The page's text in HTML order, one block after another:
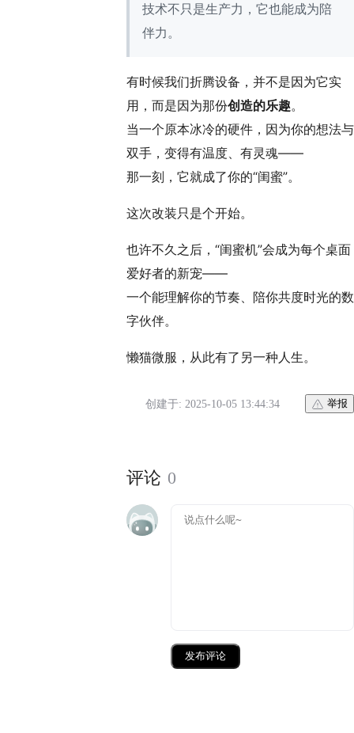
技术不只是生产力，它也能成为陪
伴力。
有时候我们折腾设备，并不是因为它实
用，而是因为那份创造的乐趣。
当一个原本冰冷的硬件，因为你的想法与
双手，变得有温度、有灵魂——
那一刻，它就成了你的“闺蜜”。
这次改装只是个开始。
也许不久之后，“闺蜜机”会成为每个桌面
爱好者的新宠——
一个能理解你的节奏、陪你共度时光的数
字伙伴。
懒猫微服，从此有了另一种人生。
创建于: 2025-10-05 13:44:34 举报
评论 0
发布评论